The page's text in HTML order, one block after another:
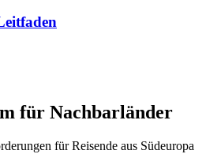
für Nachbarländer
für Reisende aus Südeuropa